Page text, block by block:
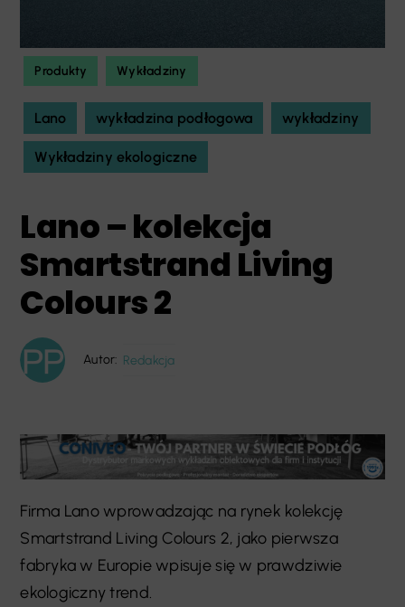
Produkty Wykładziny
Lano wykładzina podłogowa wykładziny
Wykładziny ekologiczne
Lano – kolekcja
Smartstrand Living
Colours 2
Autor: Redakcja
Firma Lano wprowadzając na rynek kolekcję
Smartstrand Living Colours 2, jako pierwsza
fabryka w Europie wpisuje się w prawdziwie
ekologiczny trend.